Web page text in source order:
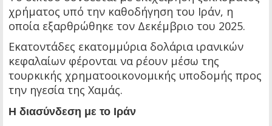
χρήματος υπό την καθοδήγηση του Ιράν, η
οποία εξαρθρώθηκε τον Δεκέμβριο του 2025.
Εκατοντάδες εκατομμύρια δολάρια ιρανικών
κεφαλαίων φέρονται να ρέουν μέσω της
τουρκικής χρηματοοικονομικής υποδομής προς
την ηγεσία της Χαμάς.
Η διασύνδεση με το Ιράν